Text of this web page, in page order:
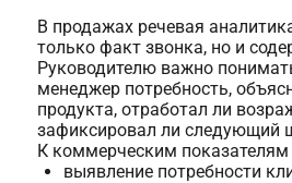
В продажах речевая
только факт звонка, но и
Руководителю важно
менеджер потребность,
продукта, отработал ли
зафиксировал ли следующий
К коммерческим показателям
выявление потребности